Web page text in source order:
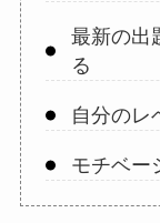
最新の出
る
自分のレ
モチベー